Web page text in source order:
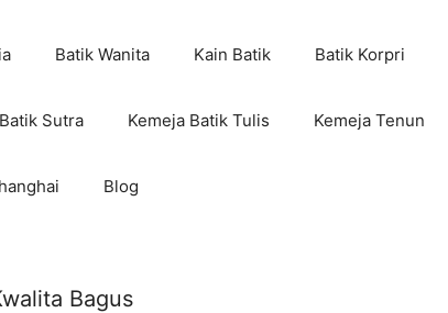
Batik Wanita Kain Batik Batik Korpri
Sutra Kemeja Batik Tulis Kemeja Tenun
Blog
Bagus